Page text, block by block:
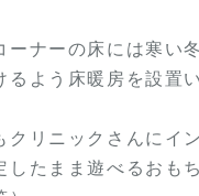
ーナーの床には寒い
るよう床暖房を設置
クリニックさんにイ
したまま遊べるおも